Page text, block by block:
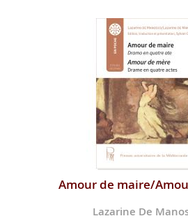
Amour de maire/
Lazarine De